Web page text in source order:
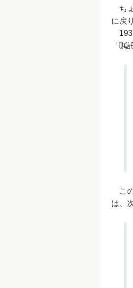
ち
に戻
「嘱
この
は、